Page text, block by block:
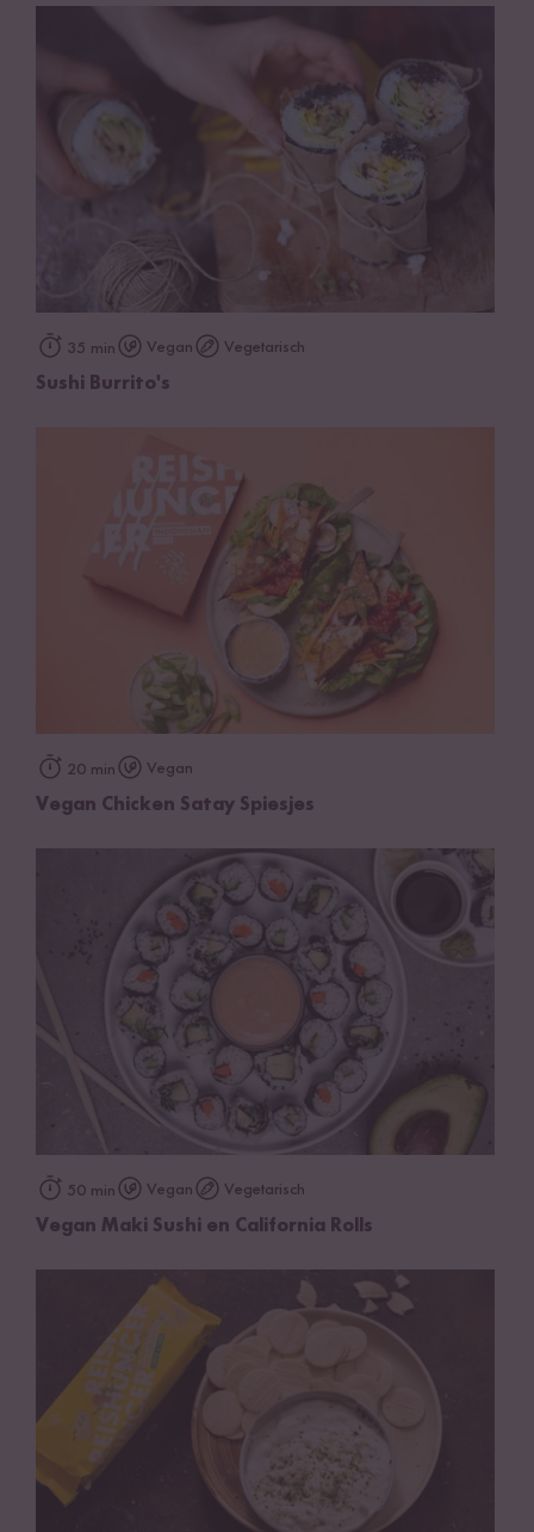
35 min Vegan Vegetarisch
Sushi Burrito's
20 min Vegan
Vegan Chicken Satay Spiesjes
50 min Vegan Vegetarisch
Vegan Maki Sushi en California Rolls